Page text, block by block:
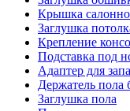
Крышка
Заглушка
Крепление
Подставка под
Адаптер для
Держатель пола
Заглушка пола